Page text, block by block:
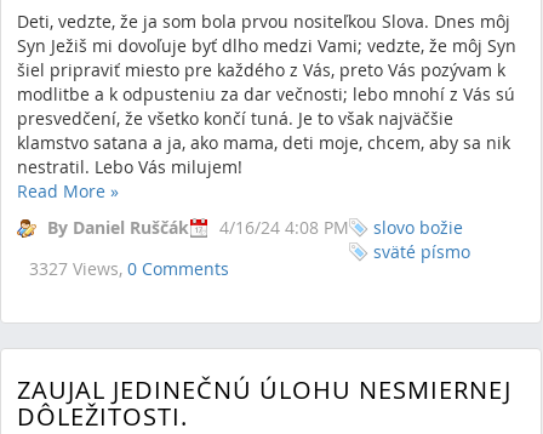
Deti, vedzte, že ja som bola prvou nositeľkou Slova. Dnes môj
Syn Ježiš mi dovoľuje byť dlho medzi Vami; vedzte, že môj Syn
šiel pripraviť miesto pre každého z Vás, preto Vás pozývam k
modlitbe a k odpusteniu za dar večnosti; lebo mnohí z Vás sú
presvedčení, že všetko končí tuná. Je to však najväčšie
klamstvo satana a ja, ako mama, deti moje, chcem, aby sa nik
nestratil. Lebo Vás milujem!
Read More »
By Daniel Ruščák
4/16/24 4:08 PM
3327 Views, 0 Comments
slovo božie
sväté písmo
ZAUJAL JEDINEČNÚ ÚLOHU NESMIERNEJ
DÔLEŽITOSTI.